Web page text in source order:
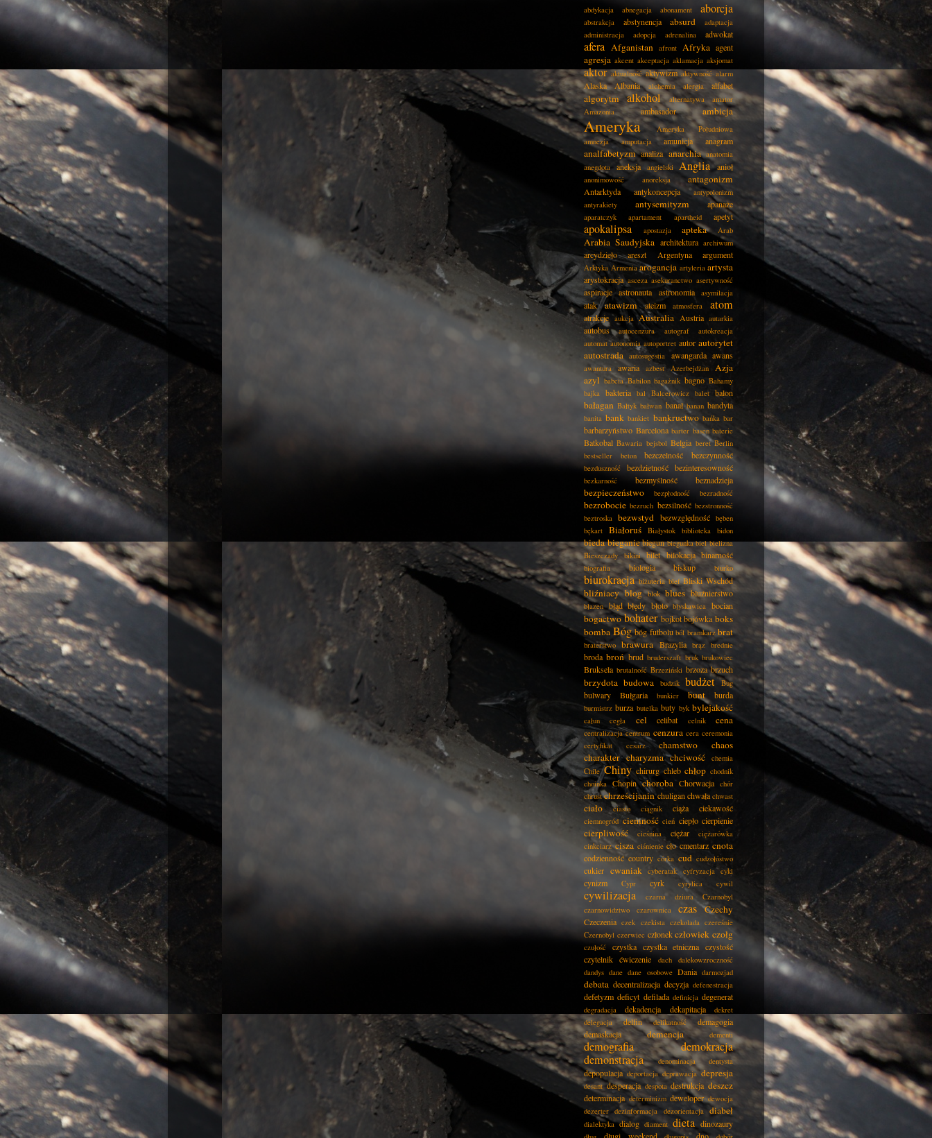
abdykacja abnegacja abonament aborcja
abstrakcja abstynencja absurd
adaptacja
administracja
adopcja adrenalina adwokat
afera Afganistan afront Afryka agent
agresja akcent akceptacja aklamacja aksjomat
aktor aktualność aktywizm aktywność alarm
Alaska Albania alchemia alergia alfabet
algorytm alkohol alternatywa
amator
Amazonia
ambasador ambicja
Ameryka
Ameryka Południowa
amnezja
amputacja amunicja anagram
analfabetyzm analiza anarchia anatomia
anegdota
aneksja angielski Anglia anioł
anonimowość anoreksja antagonizm
Antarktyda antykoncepcja
antypolonizm
antyrakiety
antysemityzm apanaże
aparatczyk apartament apartheid apetyt
apokalipsa apostazja apteka Arab
Arabia Saudyjska architektura archiwum
arcydzieło areszt Argentyna argument
Arktyka Armenia arogancja artyleria artysta
arystokracja asceza asekuranctwo asertywność
aspiracje astronauta astronomia asymilacja
atak atawizm ateizm atmosfera atom
atrakcje aukcja Australia Austria autarkia
autobus autocenzura autograf
autokreacja
automat autonomia autoportret autor autorytet
autostrada autosugestia awangarda awans
awantura awaria azbest Azerbejdżan
Azja
azyl babcia Babilon bagażnik bagno Bahamy
bajka bakteria bal Balcerowicz balet balon
bałagan Bałtyk bałwan banał banan bandyta
banita bank bankiet bankructwo bańka bar
barbarzyństwo Barcelona barter basen baterie
Batkobal Bawaria bejsbol Belgia beret Berlin
bestseller
beton bezczelność bezczynność
bezduszność bezdzietność bezinteresowność
bezkarność bezmyślność beznadzieja
bezpieczeństwo bezpłodność bezradność
bezrobocie bezruch bezsilność bezstronność
beztroska bezwstyd bezwzględność bęben
bękart
Białoruś Białystok biblioteka bidon
bieda bieganie biegun biegunka biel bielizna
Bieszczady
bikini bilet bilokacja binarność
biografia biologia biskup biurko
biurokracja biżuteria blef Bliski Wschód
bliźniacy blog blok blues bluźnierstwo
błazen błąd błędy błoto błyskawica bocian
bogactwo bohater bojkot bojówka boks
bomba Bóg bóg futbolu ból bramkarz brat
braterstwo brawura Brazylia brąz brednie
broda broń brud bruderszaft bruk brukowiec
Bruksela brutalność Brzeziński brzoza brzuch
brzydota budowa budzik budżet Bug
bulwary Bułgaria bunkier bunt burda
burmistrz burza butelka buty byk bylejakość
całun cegła cel celibat celnik cena
centralizacja centrum cenzura cera ceremonia
certyfikat
cesarz chamstwo
chaos
charakter charyzma chciwość
chemia
Chile Chiny chirurg chleb chłop chodnik
choinka Chopin choroba Chorwacja chór
chrust chrześcijanin chuligan chwała chwast
ciało ciasto ciągnik ciąża ciekawość
ciemnogród ciemność cień ciepło cierpienie
cierpliwość cieśnina ciężar
ciężarówka
cinkciarz cisza ciśnienie cło cmentarz cnota
codzienność country córka cud cudzołóstwo
cukier cwaniak cyberatak cyfryzacja cykl
cynizm Cypr cyrk cyrylica cywil
cywilizacja czarna dziura
Czarnobyl
czarnowidztwo
czarownica czas Czechy
Czeczenia czek czekista czekolada czereśnie
Czernobyl czerwiec członek człowiek czołg
czułość czystka czystka etniczna czystość
czytelnik ćwiczenie dach
dalekowzroczność
dandys dane dane osobowe Dania darmozjad
debata decentralizacja decyzja defenestracja
defetyzm deficyt defilada definicja degenerat
degradacja dekadencja dekapitacja
dekret
delegacja
delfin delikatność
demagogia
demaskacja
demencja dementi
demografia
demokracja
demonstracja
denominacja dentysta
depopulacja deportacja deprawacja depresja
desant desperacja despota destrukcja deszcz
determinacja determinizm deweloper dewocja
dezerter dezinformacja dezorientacja diabeł
dialektyka dialog diament dieta dinozaury